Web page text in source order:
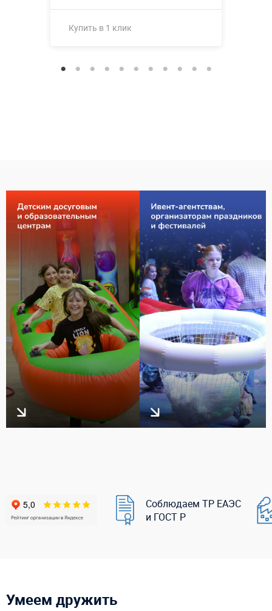
Купить в 1 клик
Соблюдаем ТР ЕАЭС
и ГОСТ Р
Умеем дружить